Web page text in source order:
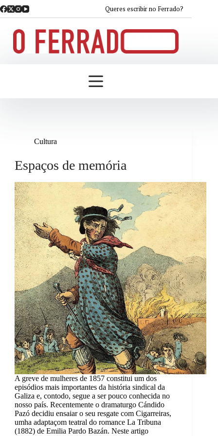
Saltar
ao
Queres escribir no Ferrado?
Cultura
Espaços de memória
A greve de mulheres de 1857 constitui um dos
episódios mais importantes da história sindical da
Galiza e, contodo, segue a ser pouco conhecida no
nosso país. Recentemente o dramaturgo Cándido
Pazó decidiu ensaiar o seu resgate com Cigarreiras,
umha adaptaçom teatral do romance La Tribuna
(1882) de Emilia Pardo Bazán. Neste artigo